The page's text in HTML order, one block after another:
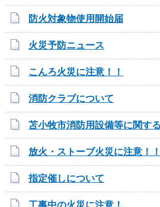
防火対象物使用開始届
火災予防ニュース
こんろ火災に注意！！
消防クラブについて
苫小牧市消防用設備等に関す
放火・ストーブ火災に注意！！
指定催しについて
工事中の火災に注意！